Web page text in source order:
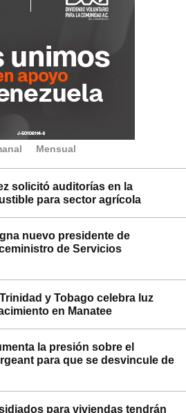
Mensual
solicitó auditorías en la
para sector agrícola
nuevo presidente de
de Servicios
y Tobago celebra luz
en Manatee
la presión sobre el
para que se desvincule de
para viviendas tendrán